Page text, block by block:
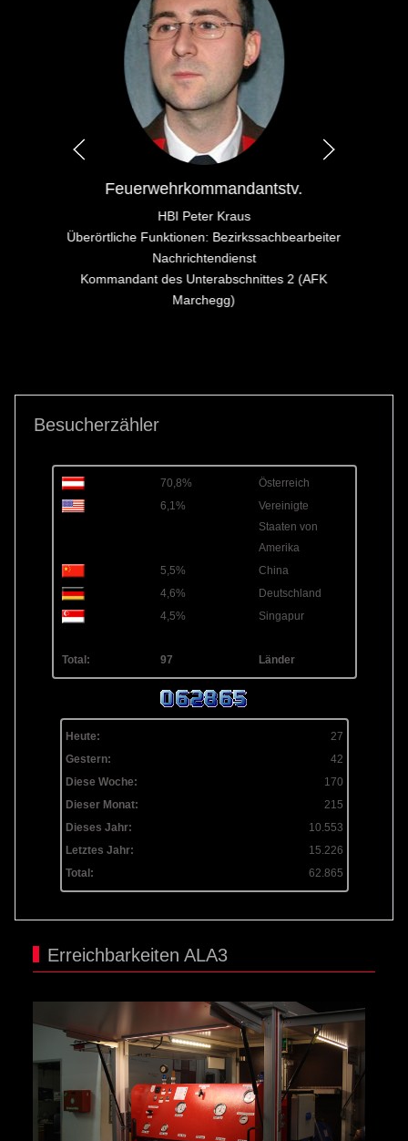
Feuerwehrkommandantstv.
HBI Peter Kraus
Überörtliche Funktionen: Bezirkssachbearbeiter
Nachrichtendienst
Kommandant des Unterabschnittes 2 (AFK
Marchegg)
Besucherzähler
70,8%
Österreich
6,1%
Vereinigte
Staaten von
Amerika
5,5%
China
4,6%
Deutschland
4,5%
Singapur
Total: 97 Länder
Heute:
27
Gestern:
42
Diese Woche:
170
Dieser Monat:
215
Dieses Jahr:
10.553
Letztes Jahr:
15.226
Total:
62.865
Erreichbarkeiten ALA3